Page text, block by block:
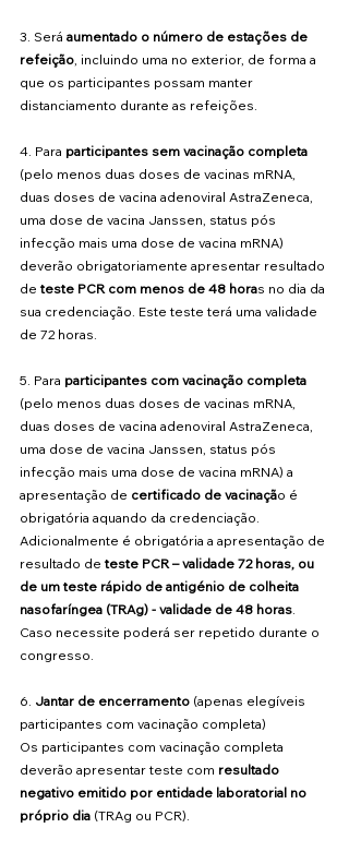
3. Será aumentado o número de estações de
refeição, incluindo uma no exterior, de forma a
que os participantes possam manter
distanciamento durante as refeições.
4. Para participantes sem vacinação completa
(pelo menos duas doses de vacinas mRNA,
duas doses de vacina adenoviral AstraZeneca,
uma dose de vacina Janssen, status pós
infecção mais uma dose de vacina mRNA)
deverão obrigatoriamente apresentar resultado
de teste PCR com menos de 48 horas no dia da
sua credenciação. Este teste terá uma validade
de 72 horas.
5. Para participantes com vacinação completa
(pelo menos duas doses de vacinas mRNA,
duas doses de vacina adenoviral AstraZeneca,
uma dose de vacina Janssen, status pós
infecção mais uma dose de vacina mRNA) a
apresentação de certificado de vacinação é
obrigatória aquando da credenciação.
Adicionalmente é obrigatória a apresentação de
resultado de teste PCR – validade 72 horas, ou
de um teste rápido de antigénio de colheita
nasofaríngea (TRAg) - validade de 48 horas.
Caso necessite poderá ser repetido durante o
congresso.
6. Jantar de encerramento (apenas elegíveis
participantes com vacinação completa)
Os participantes com vacinação completa
deverão apresentar teste com resultado
negativo emitido por entidade laboratorial no
próprio dia (TRAg ou PCR).